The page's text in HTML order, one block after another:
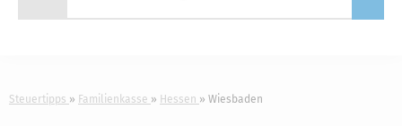
Steuertipps Familienkasse Hessen Wiesbaden